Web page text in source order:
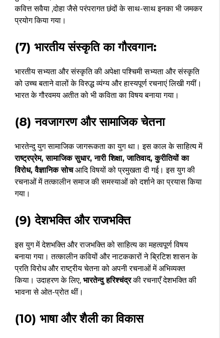
कवित्त सवैया ,दोहा जैसे परंपरागत छंदों के साथ-साथ इनका भी जमकर
प्रयोग किया गया।
(7) भारतीय संस्कृति का गौरवगान:
भारतीय सभ्यता और संस्कृति की अपेक्षा पश्चिमी सभ्यता और संस्कृति
को उच्च बताने वालों के विरुद्ध व्यंग्य और हास्यपूर्ण रचनाएं लिखी गयीं।
भारत के गौरवमय अतीत को भी कविता का विषय बनाया गया।
(8) नवजागरण और सामाजिक चेतना
भारतेन्दु युग सामाजिक जागरूकता का युग था। इस काल के साहित्य में
राष्ट्रप्रेम, सामाजिक सुधार, नारी शिक्षा, जातिवाद, कुरीतियों का
विरोध, वैज्ञानिक सोचआदि विषयों को प्रमुखता दी गई। इस युग की
रचनाओं में तत्कालीन समाज की समस्याओं को दर्शाने का प्रयास किया
गया।
(9) देशभक्ति और राजभक्ति
इस युग में देशभक्ति और राजभक्ति को साहित्य का महत्वपूर्ण विषय
बनाया गया। तत्कालीन कवियों और नाटककारों ने ब्रिटिश शासन के
प्रति विरोध और राष्ट्रीय चेतना को अपनी रचनाओं में अभिव्यक्त
किया। उदाहरण के लिए, भारतेन्दु हरिश्चंद्रकी रचनाएँ देशभक्ति की
भावना से ओत-प्रोत थीं।
(10) भाषा और शैली का विकास